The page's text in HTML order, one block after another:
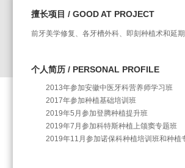
擅长项目 / GOOD AT PROJECT
前牙美学修复、各牙槽外科、即刻种植术和延
个人简历 / PERSONAL PROFILE
2013年参加安徽中医牙科营养师学习班
2017年参加种植基础培训班
2019年5月参加登腾种植提升班
2019年7月参加科特斯种植上颌窦专题班
2019年11月参加诺保科种植培训班和种植